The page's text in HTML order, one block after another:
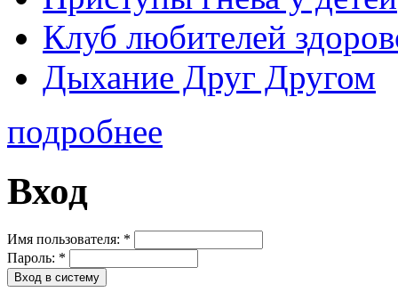
Клуб любителей
Дыхание Друг Другом
подробнее
Вход
Имя пользователя: *
Пароль: *